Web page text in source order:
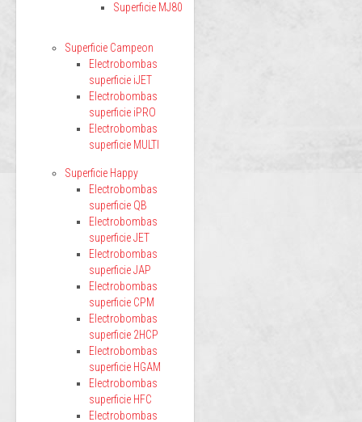
Superficie MJ80
Superficie Campeon
Electrobombas
superficie iJET
Electrobombas
superficie iPRO
Electrobombas
superficie MULTI
Superficie Happy
Electrobombas
superficie QB
Electrobombas
superficie JET
Electrobombas
superficie JAP
Electrobombas
superficie CPM
Electrobombas
superficie 2HCP
Electrobombas
superficie HGAM
Electrobombas
superficie HFC
Electrobombas